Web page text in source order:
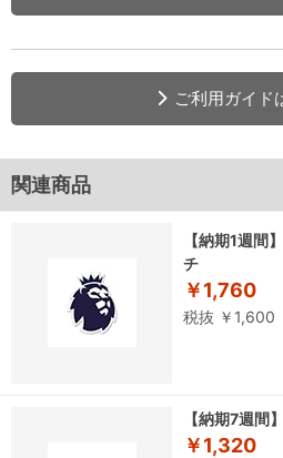
ご利用ガイド
関連商品
【納期1週間
チ
￥1,760
税抜 ￥1,600
【納期7週間
￥1,320